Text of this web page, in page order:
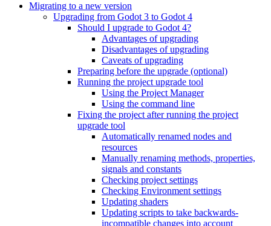
Migrating to a new version
Upgrading from Godot 3 to Godot 4
Should I upgrade to Godot 4?
Advantages of upgrading
Disadvantages of upgrading
Caveats of upgrading
Preparing before the upgrade (optional)
Running the project upgrade tool
Using the Project Manager
Using the command line
Fixing the project after running the project
upgrade tool
Automatically renamed nodes and
resources
Manually renaming methods, properties,
signals and constants
Checking project settings
Checking Environment settings
Updating shaders
Updating scripts to take backwards-
incompatible changes into account